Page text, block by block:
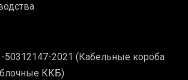
50312147-2021 (Кабельные короба
ККБ)